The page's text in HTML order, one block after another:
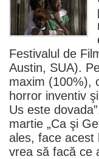
Festivalul de
Austin, SUA).
maxim (100%),
horror inventiv
Us este
martie „Ca şi
ales, face acest
vrea să facă ce